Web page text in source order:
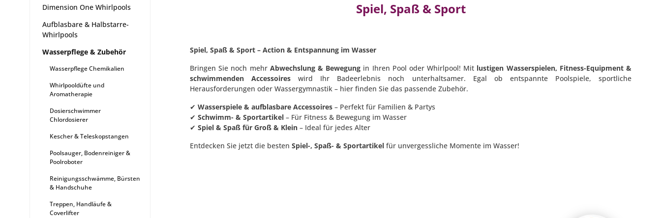
Dimension One Whirlpools
Aufblasbare & Halbstarre-
Whirlpools
Wasserpflege & Zubehör
Wasserpflege Chemikalien
Whirlpooldüfte und
Aromatherapie
Dosierschwimmer
Chlordosierer
Kescher & Teleskopstangen
Poolsauger, Bodenreiniger &
Poolroboter
Reinigungsschwämme, Bürsten
& Handschuhe
Treppen, Handläufe &
Coverlifter
Spiel, Spaß & Sport
Spiel, Spaß & Sport – Action & Entspannung im Wasser
Bringen Sie noch mehr Abwechslung & Bewegung in Ihren Pool oder Whirlpool! Mit lustigen Wasserspielen, Fitness-Equipment &
schwimmenden Accessoires wird Ihr Badeerlebnis noch unterhaltsamer. Egal ob entspannte Poolspiele, sportliche
Herausforderungen oder Wassergymnastik – hier finden Sie das passende Zubehör.
✔ Wasserspiele & aufblasbare Accessoires – Perfekt für Familien & Partys
✔ Schwimm- & Sportartikel – Für Fitness & Bewegung im Wasser
✔ Spiel & Spaß für Groß & Klein – Ideal für jedes Alter
Entdecken Sie jetzt die besten Spiel-, Spaß- & Sportartikel für unvergessliche Momente im Wasser!